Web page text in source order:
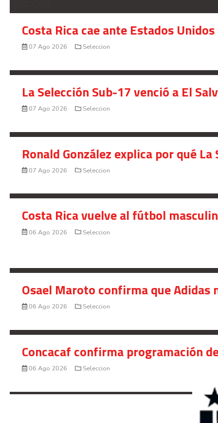
Costa Rica cae ante Estados
07 Ago 2026 Seleccion
La Selección Sub-17 venció a El
07 Ago 2026 Seleccion
Ronald González explica por qué
07 Ago 2026 Seleccion
Costa Rica vuelve al fútbol
06 Ago 2026 Seleccion
Osael Maroto confirma que Adidas
06 Ago 2026 Seleccion
Concacaf confirma programación
06 Ago 2026 Seleccion